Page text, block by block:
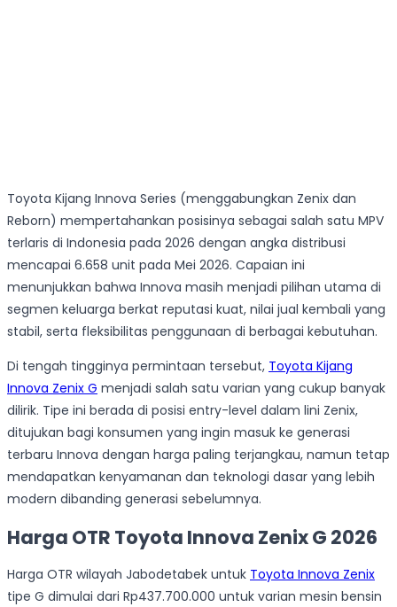
Toyota Kijang Innova Series (menggabungkan Zenix dan
Reborn) mempertahankan posisinya sebagai salah satu MPV
terlaris di Indonesia pada 2026 dengan angka distribusi
mencapai 6.658 unit pada Mei 2026. Capaian ini
menunjukkan bahwa Innova masih menjadi pilihan utama di
segmen keluarga berkat reputasi kuat, nilai jual kembali yang
stabil, serta fleksibilitas penggunaan di berbagai kebutuhan.
Di tengah tingginya permintaan tersebut, Toyota Kijang
Innova Zenix G menjadi salah satu varian yang cukup banyak
dilirik. Tipe ini berada di posisi entry-level dalam lini Zenix,
ditujukan bagi konsumen yang ingin masuk ke generasi
terbaru Innova dengan harga paling terjangkau, namun tetap
mendapatkan kenyamanan dan teknologi dasar yang lebih
modern dibanding generasi sebelumnya.
Harga OTR Toyota Innova Zenix G 2026
Harga OTR wilayah Jabodetabek untuk Toyota Innova Zenix
tipe G dimulai dari Rp437.700.000 untuk varian mesin bensin